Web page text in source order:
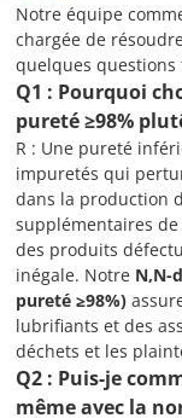
Notre équipe
chargée de
quelques
Q1 : Pourquoi
pureté ≥98%
R : Une pureté
impuretés qui
dans la production
supplémentaires
des produits
inégale. Notre N,N-
pureté ≥98%)
lubrifiants et des
déchets et les
Q2 : Puis-je
même avec la